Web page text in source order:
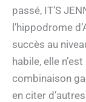
passé, IT’S
l’hippodrome
succès au
habile, elle
combinaison
en citer